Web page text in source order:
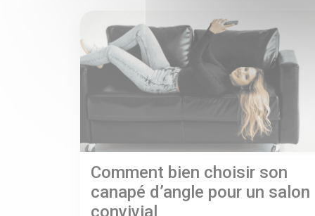
Comment bien choisir son
canapé d’angle pour un salon
convivial